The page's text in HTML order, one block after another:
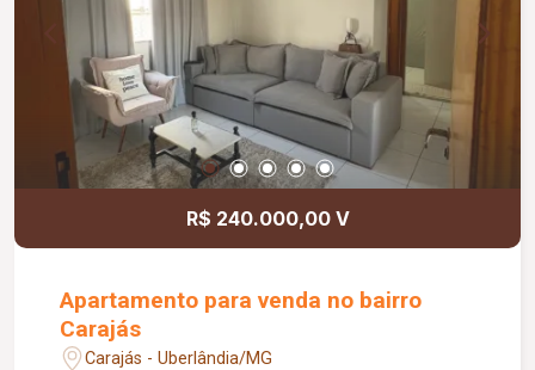
R$ 240.000,00 V
Apartamento para venda no bairro
Carajás
Carajás - Uberlândia/MG